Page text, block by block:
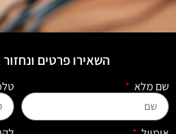
השאירו פרטים
שם מלא